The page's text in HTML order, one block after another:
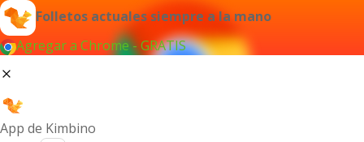
Folletos actuales siempre a la mano
Agregar a Chrome - GRATIS
App de Kimbino